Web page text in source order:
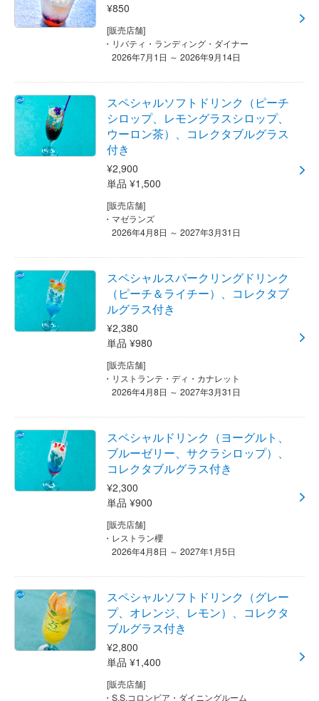
¥850
[販売店舗]
リバティ・ランディング・ダイナー
2026年7月1日 ～ 2026年9月14日
スペシャルソフトドリンク（ピーチ
シロップ、レモングラスシロップ、
ウーロン茶）、コレクタブルグラス
付き
¥2,900
単品 ¥1,500
[販売店舗]
マゼランズ
2026年4月8日 ～ 2027年3月31日
スペシャルスパークリングドリンク
（ピーチ＆ライチー）、コレクタブ
ルグラス付き
¥2,380
単品 ¥980
[販売店舗]
リストランテ・ディ・カナレット
2026年4月8日 ～ 2027年3月31日
スペシャルドリンク（ヨーグルト、
ブルーゼリー、サクラシロップ）、
コレクタブルグラス付き
¥2,300
単品 ¥900
[販売店舗]
レストラン櫻
2026年4月8日 ～ 2027年1月5日
スペシャルソフトドリンク（グレー
プ、オレンジ、レモン）、コレクタ
ブルグラス付き
¥2,800
単品 ¥1,400
[販売店舗]
S.S.コロンビア・ダイニングルーム